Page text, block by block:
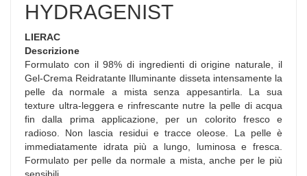
HYDRAGENIST
LIERAC
Descrizione
Formulato con il 98% di ingredienti di origine naturale, il
Gel-Crema Reidratante Illuminante disseta intensamente la
pelle da normale a mista senza appesantirla. La sua
texture ultra-leggera e rinfrescante nutre la pelle di acqua
fin dalla prima applicazione, per un colorito fresco e
radioso. Non lascia residui e tracce oleose. La pelle è
immediatamente idrata più a lungo, luminosa e fresca.
Formulato per pelle da normale a mista, anche per le più